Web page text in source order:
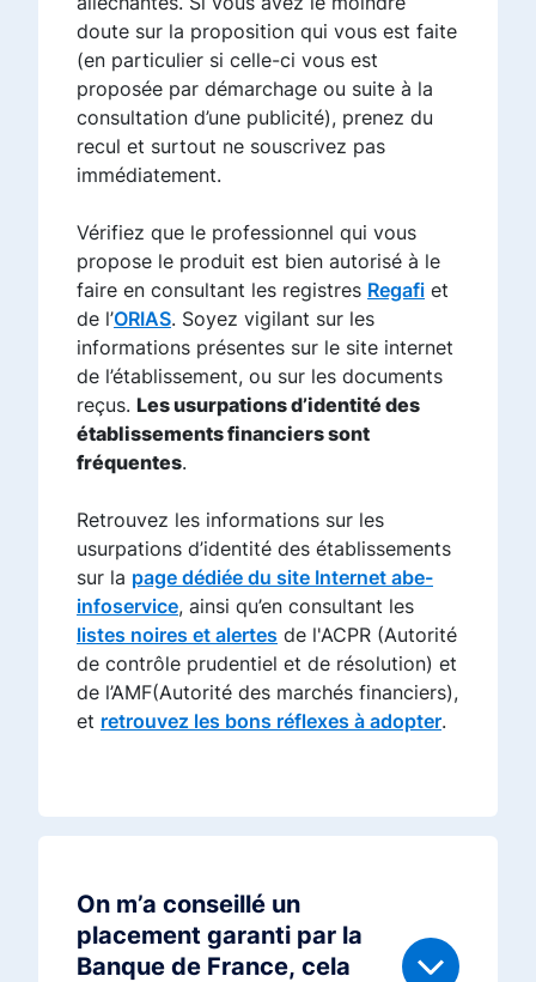
doute sur la proposition qui vous est faite
(en particulier si celle-ci vous est
proposée par démarchage ou suite à la
consultation d’une publicité), prenez du
recul et surtout ne souscrivez pas
immédiatement.
Vérifiez que le professionnel qui vous
propose le produit est bien autorisé à le
faire en consultant les registres Regafi et
de l’ORIAS. Soyez vigilant sur les
informations présentes sur le site internet
de l’établissement, ou sur les documents
reçus. Les usurpations d’identité des
établissements financiers sont
fréquentes.
Retrouvez les informations sur les
usurpations d’identité des établissements
sur la page dédiée du site Internet abe-
infoservice, ainsi qu’en consultant les
listes noires et alertes de l'ACPR (Autorité
de contrôle prudentiel et de résolution) et
de l’AMF(Autorité des marchés financiers),
et retrouvez les bons réflexes à adopter.
On m’a conseillé un
placement garanti par la
Banque de France, cela